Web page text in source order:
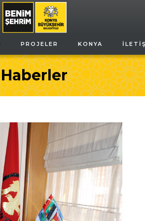
PROJELER KONYA
Haberler